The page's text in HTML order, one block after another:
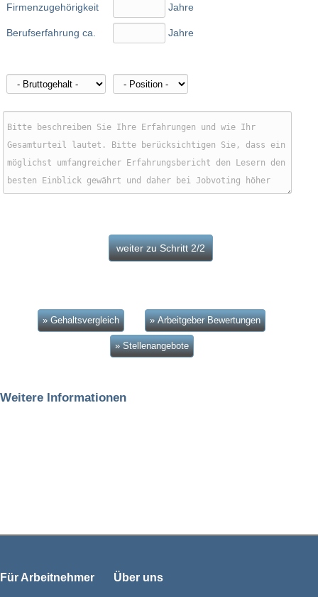
Firmenzugehörigkeit
Berufserfahrung ca.
Jahre
Jahre
» Gehaltsvergleich » Arbeitgeber Bewertungen
» Stellenangebote
Weitere Informationen
Für Arbeitnehmer Über uns